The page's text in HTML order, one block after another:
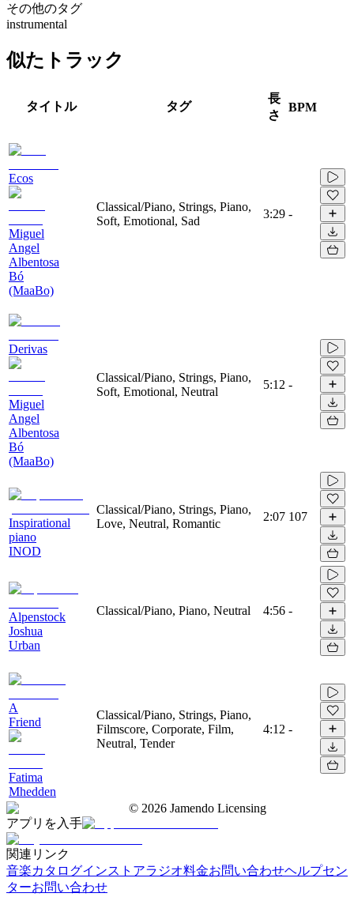
その他のタグ
instrumental
似たトラック
タイトル タグ
長
さ
BPM
Ecos
Miguel
Angel
Albentosa
Bó
(MaaBo)
Classical/Piano, Strings, Piano,
Soft, Emotional, Sad
3:29 -
Derivas
Miguel
Angel
Albentosa
Bó
(MaaBo)
Classical/Piano, Strings, Piano,
Soft, Emotional, Neutral
5:12 -
Inspirational
piano
INOD
Classical/Piano, Strings, Piano,
Love, Neutral, Romantic
2:07 107
Alpenstock
Joshua
Urban
Classical/Piano, Piano, Neutral 4:56 -
A
Friend
Fatima
Mhedden
Classical/Piano, Strings, Piano,
Filmscore, Corporate, Film,
Neutral, Tender
4:12 -
© 2026 Jamendo Licensing
アプリを入手
関連リンク
音楽カタログインストアラジオ料金お問い合わせヘルプセン
ターお問い合わせ